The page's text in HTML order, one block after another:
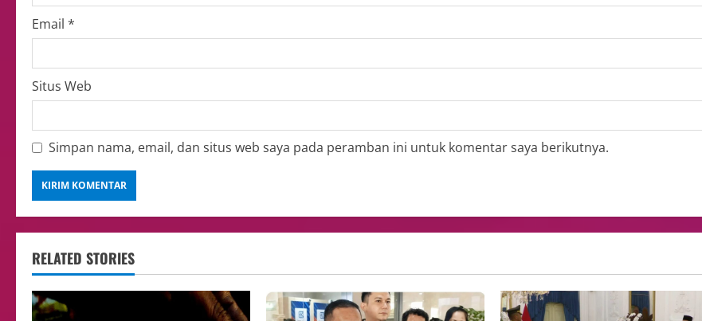
Email *
Situs Web
Simpan nama, email, dan situs web saya pada peramban ini untuk komentar saya berikutnya.
RELATED STORIES